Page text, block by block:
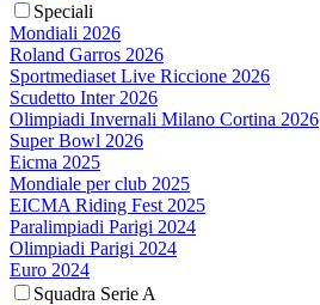
Speciali
Mondiali 2026
Roland Garros 2026
Sportmediaset Live Riccione 2026
Scudetto Inter 2026
Olimpiadi Invernali Milano Cortina 2026
Super Bowl 2026
Eicma 2025
Mondiale per club 2025
EICMA Riding Fest 2025
Paralimpiadi Parigi 2024
Olimpiadi Parigi 2024
Euro 2024
Squadra Serie A